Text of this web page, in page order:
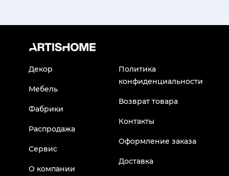
Декор
Мебель
Фабрики
Распродажа
Сервис
О компании
Политика
конфиденциальности
Возврат товара
Контакты
Оформление заказа
Доставка